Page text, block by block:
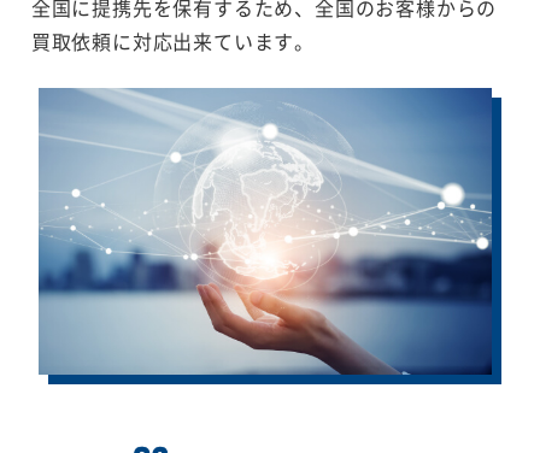
全国に提携先を保有するため、全国のお客様からの
買取依頼に対応出来ています。